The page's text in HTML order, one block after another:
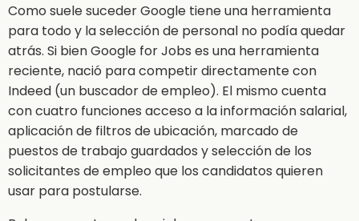
Como suele suceder Google tiene una herramienta
para todo y la selección de personal no podía quedar
atrás. Si bien Google for Jobs es una herramienta
reciente, nació para competir directamente con
Indeed (un buscador de empleo). El mismo cuenta
con cuatro funciones acceso a la información salarial,
aplicación de filtros de ubicación, marcado de
puestos de trabajo guardados y selección de los
solicitantes de empleo que los candidatos quieren
usar para postularse.